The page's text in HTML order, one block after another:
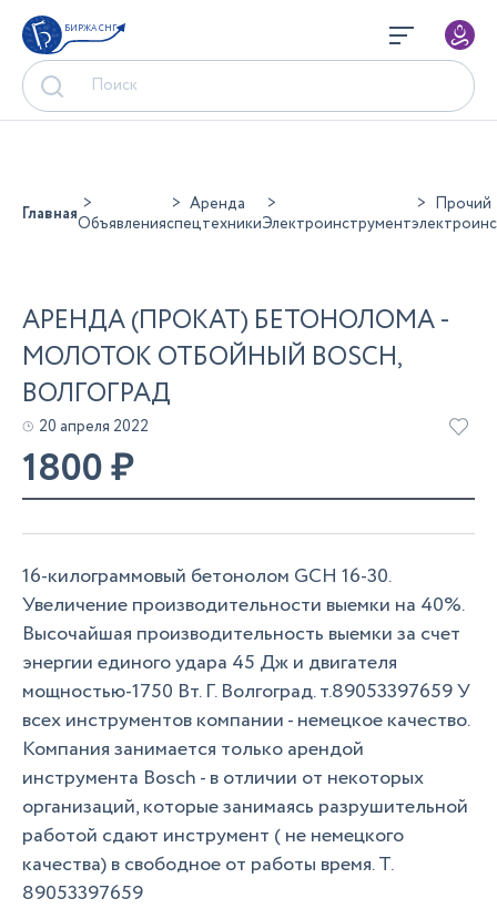
БИРЖА СНГ
ГлавнаяОбъявления
Аренда
спецтехникиЭлектроинструмент
Прочий
АРЕНДА (ПРОКАТ) БЕТОНОЛОМА -
МОЛОТОК ОТБОЙНЫЙ BOSCH,
ВОЛГОГРАД
20 апреля 2022
1800₽
16-килограммовый бетонолом GCH 16-30.
Увеличение производительности выемки на 40%.
Высочайшая производительность выемки за счет
энергии единого удара 45 Дж и двигателя
мощностью-1750 Вт. Г. Волгоград. т.89053397659 У
всех инструментов компании - немецкое качество.
Компания занимается только арендой
инструмента Bosch - в отличии от некоторых
организаций, которые занимаясь разрушительной
работой сдают инструмент ( не немецкого
качества) в свободное от работы время. Т.
89053397659